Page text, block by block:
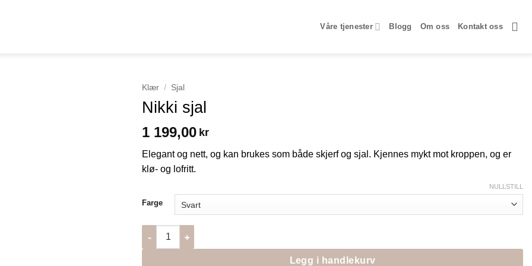
Våre tjenester Blogg Om oss Kontakt oss
Klær / Sjal
Nikki sjal
1 199,00 kr
Elegant og nett, og kan brukes som både skjerf og sjal. Kjennes mykt mot kroppen, og er
klø- og lofritt.
Farge
NULLSTILL
Nikki sjal antall
Legg i handlekurv